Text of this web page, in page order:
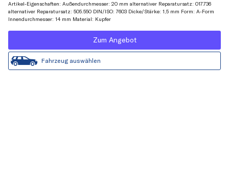
Artikel-Eigenschaften: Außendurchmesser: 20 mm alternativer Reparatursatz: 017.736
alternativer Reparatursatz: 505.550 DIN/ISO: 7603 Dicke/Stärke: 1,5 mm Form: A-Form
Innendurchmesser: 14 mm Material: Kupfer
Zum Angebot
Fahrzeug auswählen